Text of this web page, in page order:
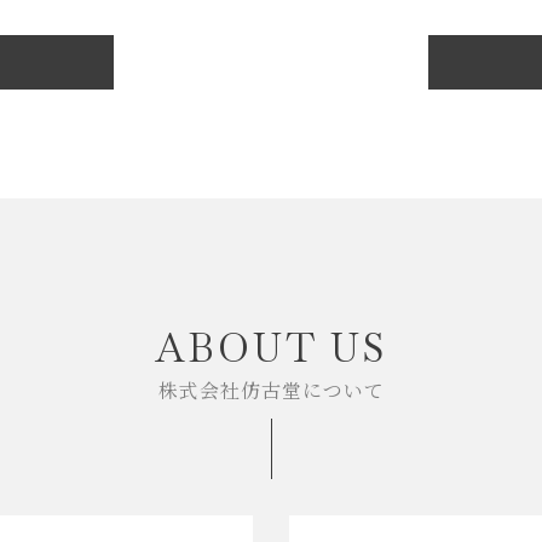
ABOUT US
株式会社仿古堂について